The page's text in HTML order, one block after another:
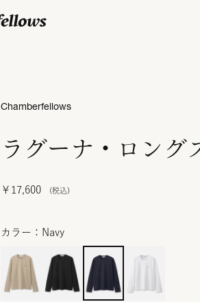
ラグーナ・ロング
￥17,600
Chamberfellows
カラー：Navy